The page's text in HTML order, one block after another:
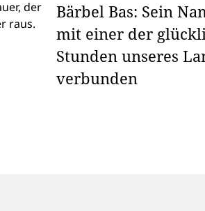
Bärbel Bas: Sein
mit einer der
Stunden unseres
verbunden